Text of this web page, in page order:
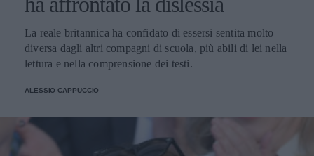
La reale britannica ha confidato di essersi sentita molto
diversa dagli altri compagni di scuola, più abili di lei nella
lettura e nella comprensione dei testi.
ALESSIO CAPPUCCIO